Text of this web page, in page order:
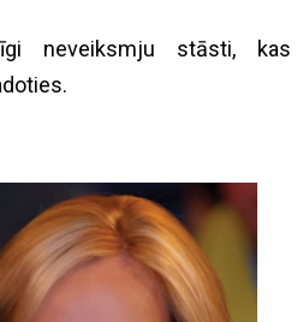
neveiksmju stāsti, kas